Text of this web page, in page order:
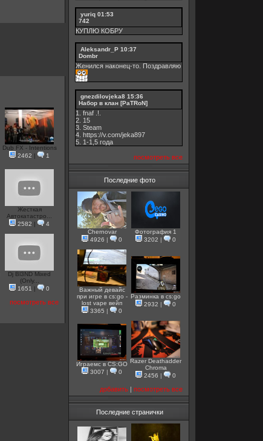
Dub FX - Intentions
2462 | 1
Жесткая
Автокатастро...
2582 | 4
Dj Bl3ND Mixed
(Only...
1651 | 0
посмотреть все
yuriq 01:53
742
КУПЛЮ КОБРУ
Aleksandr_P 10:37
Dombr
Женился наконец-то. Поздравляю
gnezdilovjeka8 15:36
Набор в клан [PaTRoN]
1. fnaf .!.
2. 15
3. Steam
4. https://v.com/jeka897
5. 1-1,5 годa
посмотреть все
Последние фото
Chernovar
4926 | 0
Фотография 1
3202 | 0
Важный девайс
при игре в cs:go -
lost vape вейп
3365 | 0
Разминка в cs:go
2932 | 0
Играемс в CS:GO
3007 | 0
Razer Deathadder
Chroma
2456 | 0
добавить | посмотреть все
Последние странички